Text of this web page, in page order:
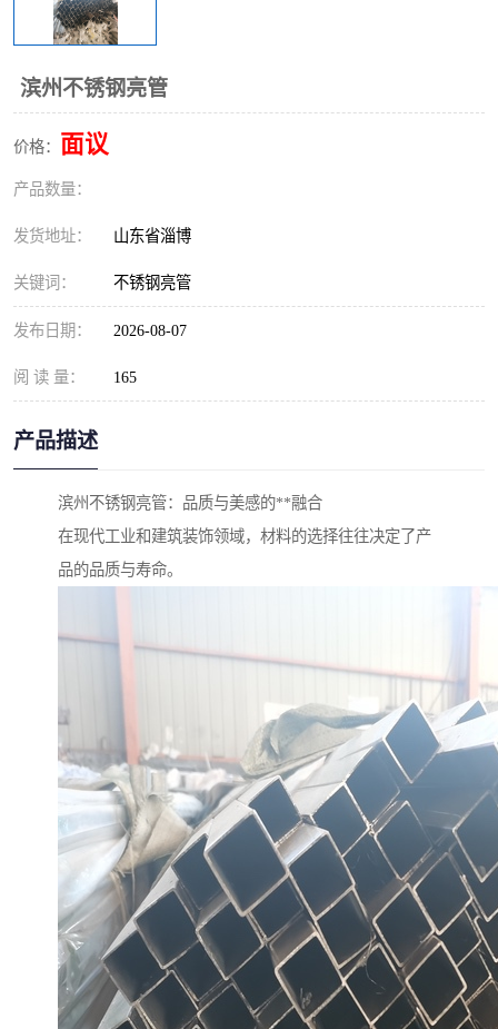
滨州不锈钢亮管
价格： 面议
产品数量：
发货地址： 山东省淄博
关键词： 不锈钢亮管
发布日期： 2026-08-07
阅 读 量： 165
产品描述
滨州不锈钢亮管：品质与美感的**融合
在现代工业和建筑装饰领域，材料的选择往往决定了产
品的品质与寿命。